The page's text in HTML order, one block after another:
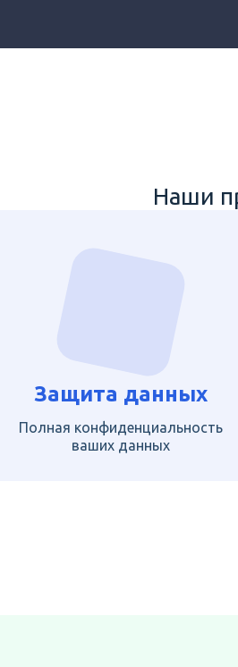
Наши
Защита данных
Полная конфиденциальность
ваших данных